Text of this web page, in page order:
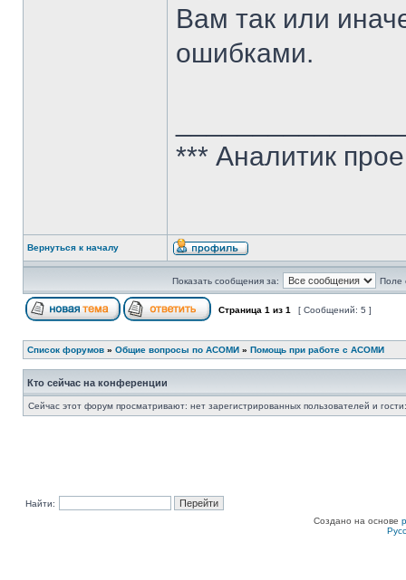
Вам так или
ошибками.
*** Аналитик
Вернуться к началу
Показать сообщения за: Поле
Страница 1 из 1 [ Сообщений: 5 ]
Список форумов » Общие вопросы по АСОМИ » Помощь при работе с АСОМИ
Кто сейчас на конференции
Сейчас этот форум просматривают: нет зарегистрированных пользователей и
Найти:
Создано на основе